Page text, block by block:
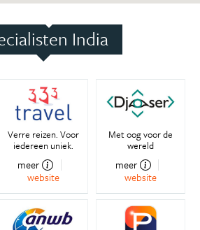
India
Verre reizen. Voor
iedereen uniek.
meer
website
Met oog voor de
wereld
meer
website